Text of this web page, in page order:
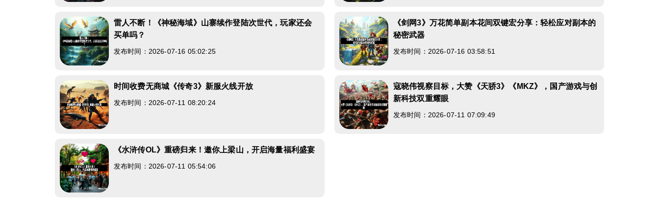
雷人不断！《神秘海域》山寨续作登陆次世代，玩家还会
买单吗？
发布时间：2026-07-16 05:02:25
《剑网3》万花简单副本花间双键宏分享：轻松应对副本的
秘密武器
发布时间：2026-07-16 03:58:51
时间收费无商城《传奇3》新服火线开放
发布时间：2026-07-11 08:20:24
寇晓伟视察目标，大赞《天骄3》《MKZ》，国产游戏与创
新科技双重耀眼
发布时间：2026-07-11 07:09:49
《水浒传OL》重磅归来！邀你上梁山，开启海量福利盛宴
发布时间：2026-07-11 05:54:06